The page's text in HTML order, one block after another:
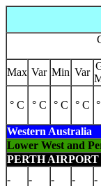
Max Var Min Var
° C ° C ° C ° C
Western Australia
Lower West and
PERTH AIRPORT
-
- - - -